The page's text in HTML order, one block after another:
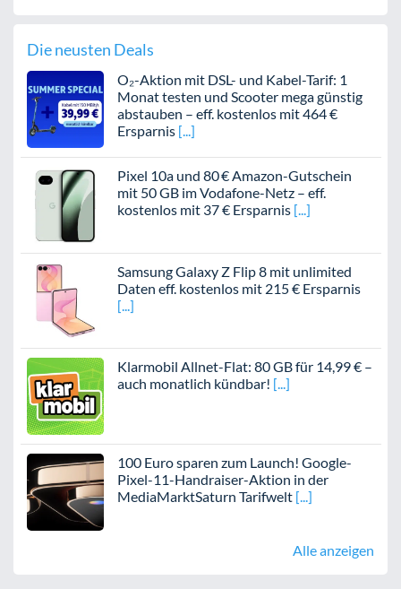
Die neusten Deals
O₂-Aktion mit DSL- und Kabel-Tarif: 1
Monat testen und Scooter mega günstig
abstauben – eff. kostenlos mit 464 €
Ersparnis
Pixel 10a und 80 € Amazon-Gutschein
mit 50 GB im Vodafone-Netz – eff.
kostenlos mit 37 € Ersparnis
Samsung Galaxy Z Flip 8 mit unlimited
Daten eff. kostenlos mit 215 € Ersparnis
Klarmobil Allnet-Flat: 80 GB für 14,99 € –
auch monatlich kündbar!
100 Euro sparen zum Launch! Google-
Pixel-11-Handraiser-Aktion in der
MediaMarktSaturn Tarifwelt
Alle anzeigen